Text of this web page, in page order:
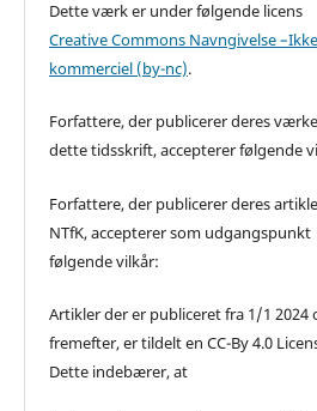
Dette værk er under følgende licens
Creative Commons Navngivelse
kommerciel (by-nc).
Forfattere, der publicerer deres
dette tidsskrift, accepterer følgende
Forfattere, der publicerer deres
NTfK, accepterer som udgangspunkt
følgende vilkår:
Artikler der er publiceret fra 1/1 2024
fremefter, er tildelt en CC-By 4.0
Dette indebærer, at